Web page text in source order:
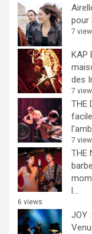
pour
7
KAP
des
7
THE
7
THE
l...
6 views
JOY